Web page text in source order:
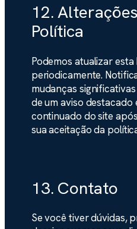
12.
Política
Podemos atualizar
periodicamente.
mudanças
de um aviso destacado
continuado do site
sua aceitação da
13. Contato
Se você tiver dúvidas,